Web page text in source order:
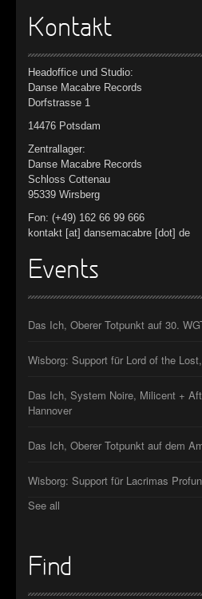
Kontakt
Headoffice und Studio:
Danse Macabre Records
Dorfstrasse 1
14476 Potsdam
Zentrallager:
Danse Macabre Records
Schloss Cottenau
95339 Wirsberg
Fon: (+49) 162 66 99 666
kontakt [at] dansemacabre [dot] de
Events
Das Ich, Oberer Totpunkt auf 30.
Wisborg: Support für Lord of the
Das Ich, System Noire, Milicent +
Hannover
Das Ich, Oberer Totpunkt auf dem
Wisborg: Support für Lacrimas
See all
Find